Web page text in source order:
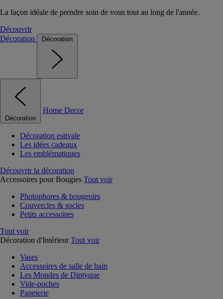
La façon idéale de prendre soin de vous tout au long de l'année.
Découvrir
Décoration
Décoration
Décoration
Home Decor
Décoration estivale
Les idées cadeaux
Les emblématiques
Découvrir la décoration
Accessoires pour Bougies Tout voir
Photophores & bougeoirs
Couvercles & socles
Petits accessoires
Tout voir
Décoration d'Intérieur Tout voir
Vases
Accessoires de salle de bain
Les Mondes de Diptyque
Vide-poches
Papeterie